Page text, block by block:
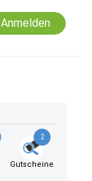
Anmelden
2
Gutscheine